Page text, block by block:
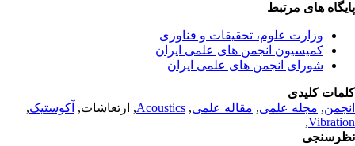
های مرتبط
وزارت علوم، تحقیقات و فناوری
کمیسیون انجمن های علمی ایران
شورای انجمن های علمی ایران
کلیدی
,مجله علمی, مقاله علمی,
Acoustics, ارتعاشات,آکوستیک,
,